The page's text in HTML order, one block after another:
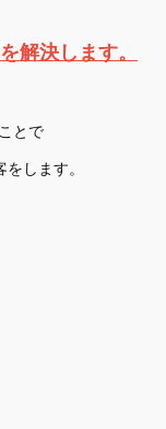
解決します。
とで
します。